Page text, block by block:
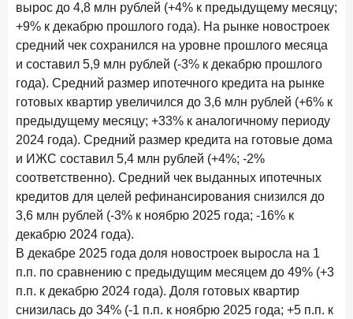
В борьбе за сбережения россиян банки учатся
понимать контекст
28 мая 2026 года
Доверие становится главным фактором на рынке
Private banking
25 мая 2026 года ИССЛЕДОВАНИЕ
Ипотека в России: итоги апреля 2026 года в цифрах
«Ни один зарубежный private банк не может
сравниться с российским»
6 мая 2026 года
По итогам апреля 2026 года объем выдач кредитов
составил 968 млрд руб.
29 апреля 2026 года ИССЛЕДОВАНИЕ
вырос до 4,8 млн рублей (+4% к предыдущему месяцу;
+9% к декабрю прошлого года). На рынке новостроек
средний чек сохранился на уровне прошлого месяца
и составил 5,9 млн рублей (-3% к декабрю прошлого
года). Средний размер ипотечного кредита на рынке
готовых квартир увеличился до 3,6 млн рублей (+6% к
предыдущему месяцу; +33% к аналогичному периоду
2024 года). Средний размер кредита на готовые дома
и ИЖС составил 5,4 млн рублей (+4%; -2%
соответственно). Средний чек выданных ипотечных
кредитов для целей рефинансирования снизился до
3,6 млн рублей (-3% к ноябрю 2025 года; -16% к
декабрю 2024 года).
В декабре 2025 года доля новостроек выросла на 1
п.п. по сравнению с предыдущим месяцем до 49% (+3
п.п. к декабрю 2024 года). Доля готовых квартир
снизилась до 34% (-1 п.п. к ноябрю 2025 года; +5 п.п. к